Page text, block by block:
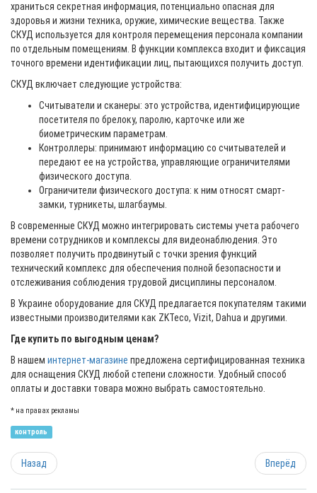
храниться секретная информация, потенциально опасная для
здоровья и жизни техника, оружие, химические вещества. Также
СКУД используется для контроля перемещения персонала компании
по отдельным помещениям. В функции комплекса входит и фиксация
точного времени идентификации лиц, пытающихся получить доступ.
СКУД включает следующие устройства:
Считыватели и сканеры: это устройства, идентифицирующие
посетителя по брелоку, паролю, карточке или же
биометрическим параметрам.
Контроллеры: принимают информацию со считывателей и
передают ее на устройства, управляющие ограничителями
физического доступа.
Ограничители физического доступа: к ним относят смарт-
замки, турникеты, шлагбаумы.
В современные СКУД можно интегрировать системы учета рабочего
времени сотрудников и комплексы для видеонаблюдения. Это
позволяет получить продвинутый с точки зрения функций
технический комплекс для обеспечения полной безопасности и
отслеживания соблюдения трудовой дисциплины персоналом.
В Украине оборудование для СКУД предлагается покупателям такими
известными производителями как ZKTeco, Vizit, Dahua и другими.
Где купить по выгодным ценам?
В нашем интернет-магазине предложена сертифицированная техника
для оснащения СКУД любой степени сложности. Удобный способ
оплаты и доставки товара можно выбрать самостоятельно.
* на правах рекламы
контроль
Назад Вперёд